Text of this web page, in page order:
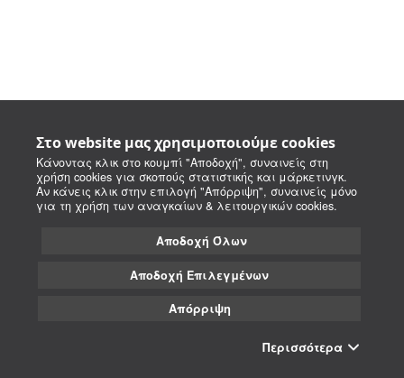
Στο website μας χρησιμοποιούμε cookies
Κάνοντας κλικ στο κουμπί "Αποδοχή", συναινείς στη
χρήση cookies για σκοπούς στατιστικής και μάρκετινγκ.
Αν κάνεις κλικ στην επιλογή "Απόρριψη", συναινείς μόνο
για τη χρήση των αναγκαίων & λειτουργικών cookies.
Αποδοχή Όλων
Αποδοχή Επιλεγμένων
Απόρριψη
Περισσότερα